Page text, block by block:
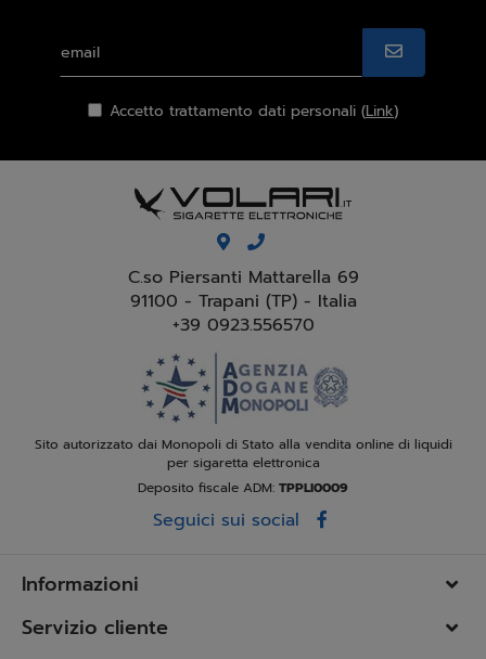
Accetto trattamento dati personali (Link)
C.so Piersanti Mattarella 69
91100 - Trapani (TP) - Italia
+39 0923.556570
Sito autorizzato dai Monopoli di Stato alla vendita online di liquidi
per sigaretta elettronica
Deposito fiscale ADM: TPPLI0009
Seguici sui social
Informazioni
Servizio cliente